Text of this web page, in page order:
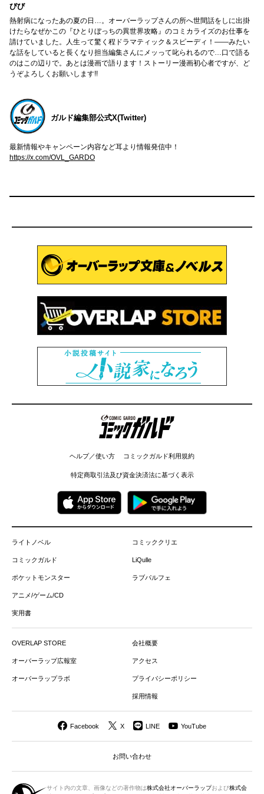
びび
熱射病になったあの夏の日…。オーバーラップさんの所へ世間話をしに出掛
けたらなぜかこの『ひとりぼっちの異世界攻略』のコミカライズのお仕事を
請けていました。人生って驚く程ドラマティック＆スピーディ！――みたい
な話をしていると長くなり担当編集さんにメッって叱られるので…口で語る
のはこの辺りで。あとは漫画で語ります！ストーリー漫画初心者ですが、ど
うぞよろしくお願いします!!
ガルド編集部公式X(Twitter)
最新情報やキャンペーン内容など耳より情報発信中！
https://x.com/OVL_GARDO
コミックガルド
ヘルプ／使い方 コミックガルド利用規約
特定商取引法及び資金決済法に基づく表示
ライトノベル
コミックガルド
ポケットモンスター
アニメ/ゲーム/CD
実用書
コミッククリエ
LiQulle
ラブパルフェ
OVERLAP STORE
オーバーラップ広報室
オーバーラップラボ
会社概要
アクセス
プライバシーポリシー
採用情報
Facebook X LINE YouTube
お問い合わせ
サイト内の文章、画像などの著作物は株式会社オーバーラップおよび株式会